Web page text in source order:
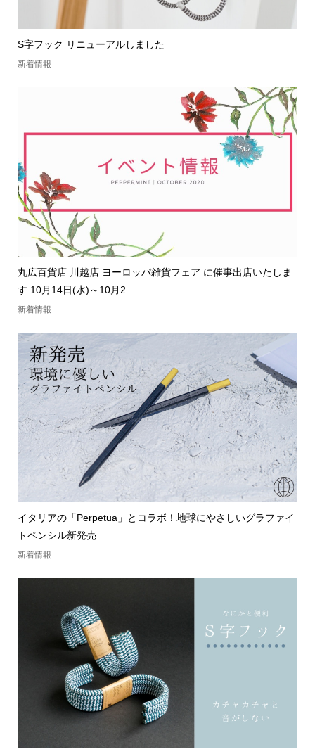
S字フック リニューアルしました
新着情報
丸広百貨店 川越店 ヨーロッパ雑貨フェア に催事出店いたしま
す 10月14日(水)～10月2...
新着情報
イタリアの「Perpetua」とコラボ！地球にやさしいグラファイ
トペンシル新発売
新着情報